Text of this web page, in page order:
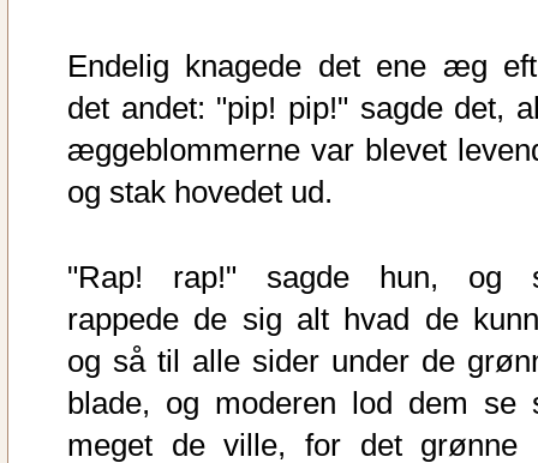
Endelig knagede det ene æg
det andet: "pip! pip!" sagde det,
æggeblommerne var blevet
og stak hovedet ud.
"Rap! rap!" sagde hun, og
rappede de sig alt hvad de
og så til alle sider under de
blade, og moderen lod dem se
meget de ville, for det grønne